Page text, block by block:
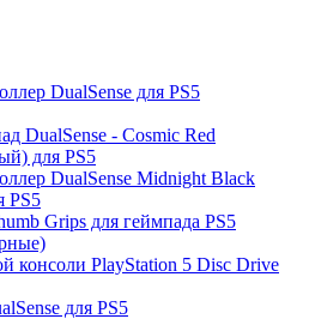
DualSense для PS5
DualSense - Cosmic Red
для PS5
DualSense Midnight Black
PS5
Grips для геймпада PS5
консоли PlayStation 5 Disc Drive
для PS5